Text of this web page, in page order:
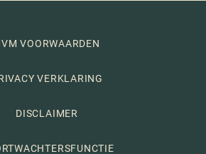
VOORWAARDEN
VERKLARING
DISCLAIMER